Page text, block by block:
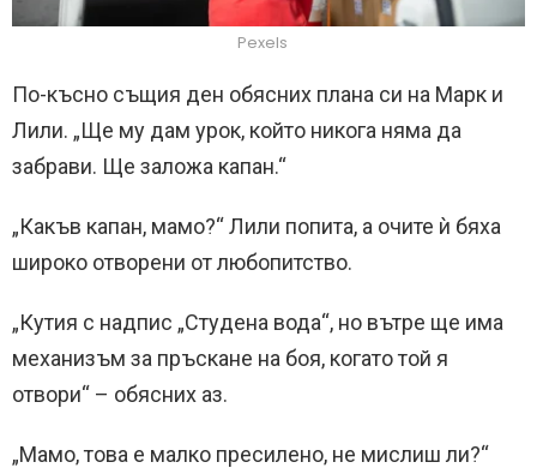
Pexels
По-късно същия ден обясних плана си на Марк и
Лили. „Ще му дам урок, който никога няма да
забрави. Ще заложа капан.“
„Какъв капан, мамо?“ Лили попита, а очите ѝ бяха
широко отворени от любопитство.
„Кутия с надпис „Студена вода“, но вътре ще има
механизъм за пръскане на боя, когато той я
отвори“ – обясних аз.
„Мамо, това е малко пресилено, не мислиш ли?“